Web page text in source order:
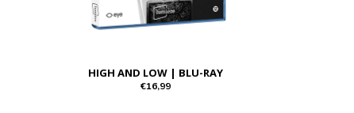
HIGH AND LOW | BLU-RAY
€16,99